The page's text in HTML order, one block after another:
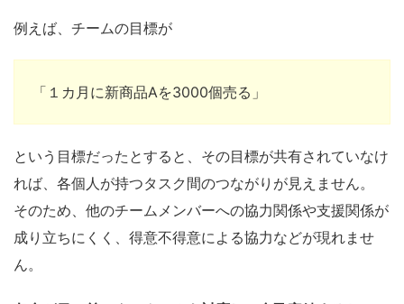
例えば、チームの目標が
「１カ月に新商品Aを3000個売る」
という目標だったとすると、 その目標が共有されていなけ
れば、各個人が持つタスク間のつながりが見えません。
そのため
他のチームメンバーへの協力関係や支援関係が
成り立ちにくく、得意不得意による協力などが現れませ
ん。